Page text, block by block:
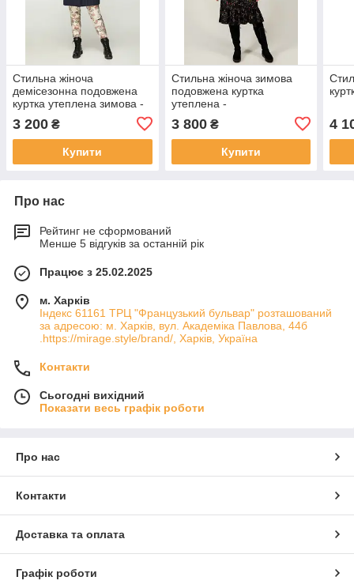
Стильна жіноча
демісезонна подовжена
куртка утеплена зимова -
3 200 ₴
Купити
Стильна жіноча зимова
подовжена куртка
утеплена -
3 800₴
Купити
4
Про нас
Рейтинг не сформований
Менше 5 відгуків за останній рік
Працює з 25.02.2025
м. Харків
Індекс 61161 ТРЦ "Французький бульвар" розташований
за адресою: м. Харків, вул. Академіка Павлова, 44б
.https://mirage.style/brand/, Харків, Україна
Контакти
Сьогодні вихідний
Показати весь графік роботи
Про нас
Контакти
Доставка та оплата
Графік роботи